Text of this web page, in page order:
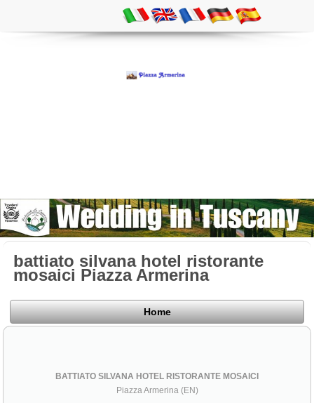
battiato silvana hotel ristorante
mosaici Piazza Armerina
Home
BATTIATO SILVANA HOTEL RISTORANTE MOSAICI
Piazza Armerina (EN)